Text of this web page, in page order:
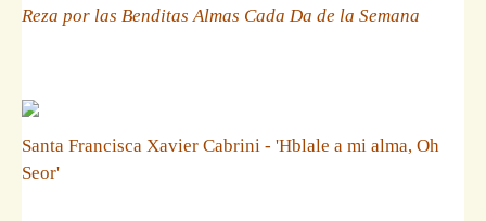
Reza por las Benditas Almas Cada Da de la Semana
Santa Francisca Xavier Cabrini - 'Hblale a mi alma, Oh
Seor'